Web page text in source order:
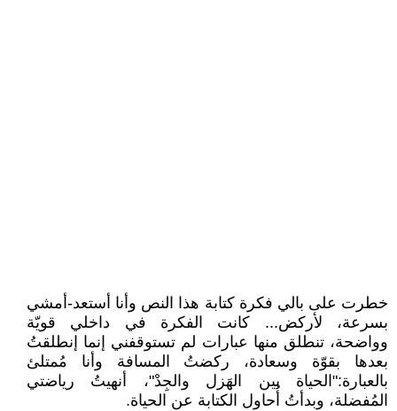
خطرت على بالي فكرة كتابة هذا النص وأنا أستعد-أمشي
بسرعة، لأركض... كانت الفكرة في داخلي قويّة
وواضحة، تنطلق منها عبارات لم تستوقفني إنما إنطلقتُ
بعدها بقوّة وسعادة، ركضتُ المسافة وأنا مُمتلئ
بالعبارة:"الحياة بين الهَزل والجِدْ"، أنهيتُ رياضتي
المُفضلة، وبدأتُ أُحاول الكتابة عن الحياة.